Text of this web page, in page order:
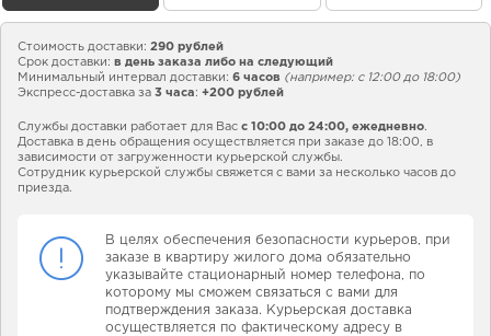
Стоимость доставки: 290 рублей
Срок доставки: в день заказа либо на следующий
Минимальный интервал доставки: 6 часов (например: с 12:00 до 18:00)
Экспресс-доставка за 3 часа : +200 рублей
Службы доставки работает для Вас с 10:00 до 24:00, ежедневно.
Доставка в день обращения осуществляется при заказе до 18:00, в
зависимости от загруженности курьерской службы.
Сотрудник курьерской службы свяжется с вами за несколько часов до
приезда.
В целях обеспечения безопасности курьеров, при
заказе в квартиру жилого дома обязательно
указывайте стационарный номер телефона, по
которому мы сможем связаться с вами для
подтверждения заказа. Курьерская доставка
осуществляется по фактическому адресу в